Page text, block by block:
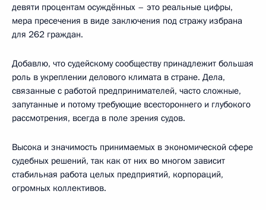
девяти процентам осуждённых – это реальные цифры,
мера пресечения в виде заключения под стражу избрана
для 262 граждан.
Добавлю, что судейскому сообществу принадлежит большая
роль в укреплении делового климата в стране. Дела,
связанные с работой предпринимателей, часто сложные,
запутанные и потому требующие всестороннего и глубокого
рассмотрения, всегда в поле зрения судов.
Высока и значимость принимаемых в экономической сфере
судебных решений, так как от них во многом зависит
стабильная работа целых предприятий, корпораций,
огромных коллективов.